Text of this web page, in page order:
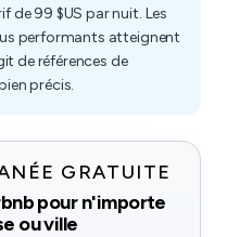
de 99 $US par nuit. Les
performants atteignent
de références de
précis.
GRATUITE
pour n'importe
ou ville